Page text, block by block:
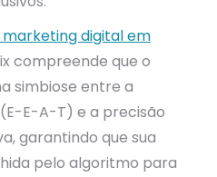
digital em
compreende que o
simbiose entre a
E-A-T) e a precisão
garantindo que sua
pelo algoritmo para